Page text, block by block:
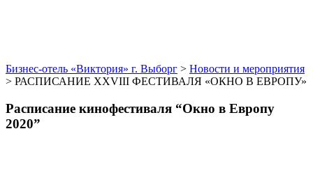
Бизнес-отель «Виктория» г. Выборг > Новости и мероприятия
> РАСПИСАНИЕ XXVIII ФЕСТИВАЛЯ «ОКНО В ЕВРОПУ»
Расписание кинофестиваля “Окно в Европу
2020”